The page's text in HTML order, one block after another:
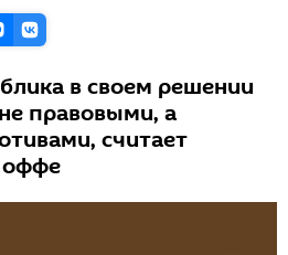
в своем решении
правовыми, а
считает